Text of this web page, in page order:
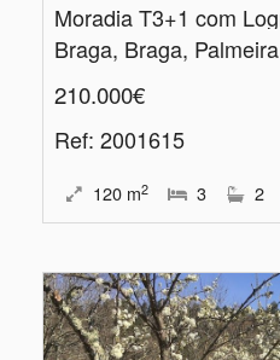
Braga, Braga, Palmeira
210.000€
Ref: 2001615
120 m2 3 2